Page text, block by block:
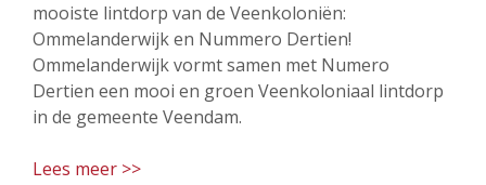
mooiste lintdorp van de Veenkoloniën:
Ommelanderwijk en Nummero Dertien!
Ommelanderwijk vormt samen met Numero
Dertien een mooi en groen Veenkoloniaal lintdorp
in de gemeente Veendam.
Lees meer >>